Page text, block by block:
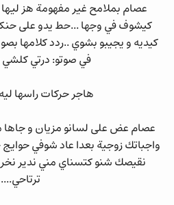
عصام بملامح غير مفهومة هز ليها
كيشوف في وجها ...حط يدو على
كيديه و يجيبو بشوي ..ردد كلامها
في صوتو: درتي
هاجر حركات راسها
عصام عض على لسانو مزيان و جاها
واجباتك زوجية بعدا عاد شوفي
نقيصك شنو كتسناي مني ندير
ترتاحي....